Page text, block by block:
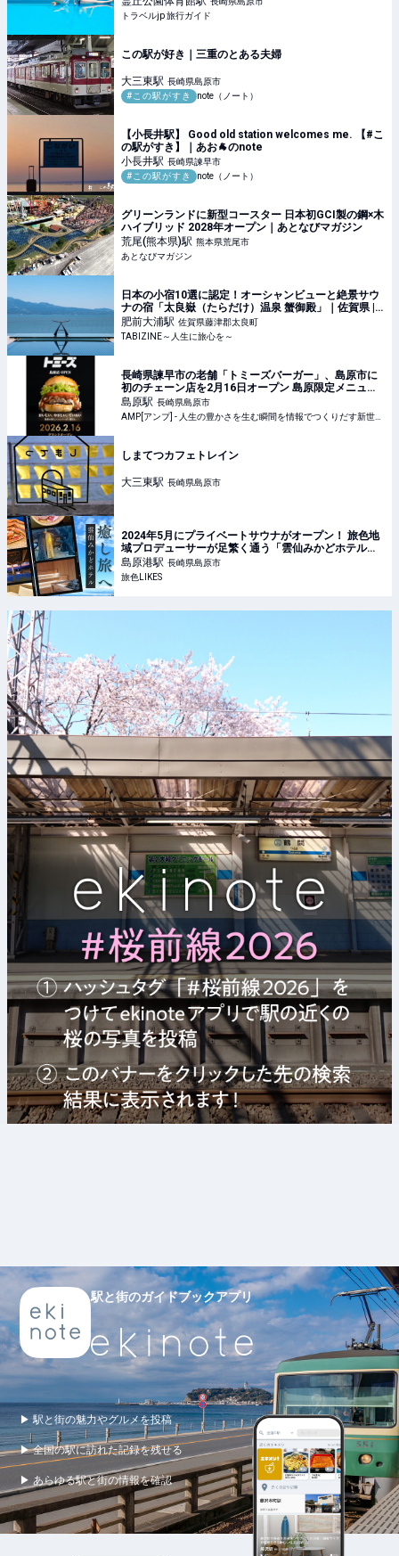
トラベルjp 旅行ガイド
この駅が好き｜三重のとある夫婦
大三東駅 長崎県島原市
#この駅がすき
note（ノート）
【小長井駅】 Good old station welcomes me. 【#こ
の駅がすき】｜あお🐐のnote
小長井駅 長崎県諫早市
#この駅がすき
note（ノート）
グリーンランドに新型コースター 日本初GCI製の鋼×木
ハイブリッド 2028年オープン｜あとなびマガジン
荒尾(熊本県)駅 熊本県荒尾市
あとなびマガジン
日本の小宿10選に認定！オーシャンビューと絶景サウ
ナの宿「太良嶽（たらだけ）温泉 蟹御殿」｜佐賀県 |
TABIZINE～人生に旅心を～
肥前大浦駅 佐賀県藤津郡太良町
TABIZINE～人生に旅心を～
長崎県諫早市の老舗「トミーズバーガー」、島原市に
初のチェーン店を2月16日オープン 島原限定メニュー
が登場 | AMP[アンプ] - 人生の豊かさを生む瞬間を情報
でつくりだす新世代向けビジネスメディア
島原駅 長崎県島原市
しまてつカフェトレイン
大三東駅 長崎県島原市
2024年5月にプライベートサウナがオープン！ 旅色地
域プロデューサーが足繁く通う「雲仙みかどホテル」
で、骨抜きになる癒し旅へ【長崎】｜旅色LIKES
島原港駅 長崎県島原市
旅色LIKES
駅と街のガイドブックアプリ
▶ 駅と街の魅力やグルメを投稿
▶ 全国の駅に訪れた記録を残せる
▶ あらゆる駅と街の情報を確認